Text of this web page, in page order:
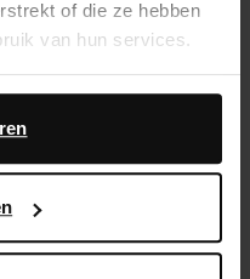
of die ze hebben
van hun services.
Google voor
Meer informatie over
gebruikt, vindt u op
en daim - taupe